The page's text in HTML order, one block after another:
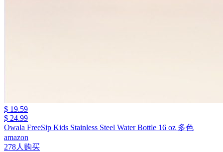
$ 19.59
$ 24.99
Owala FreeSip Kids Stainless Steel Water Bottle 16 oz 多色
amazon
278人购买